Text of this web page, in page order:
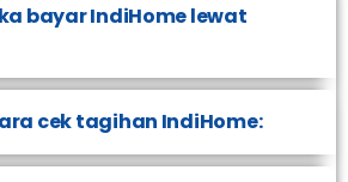
bayar IndiHome lewat
cek tagihan IndiHome: